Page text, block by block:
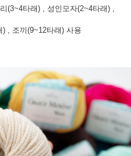
(3~4타래) , 성인모자(2~4타래) ,
, 조끼(9~12타래) 사용